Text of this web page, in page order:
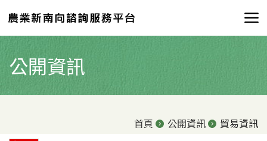
公開資訊
首頁 公開資訊 貿易資訊